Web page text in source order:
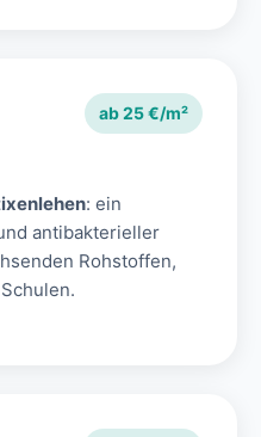
ab 25 €/m²
: ein
antibakterieller
Rohstoffen,